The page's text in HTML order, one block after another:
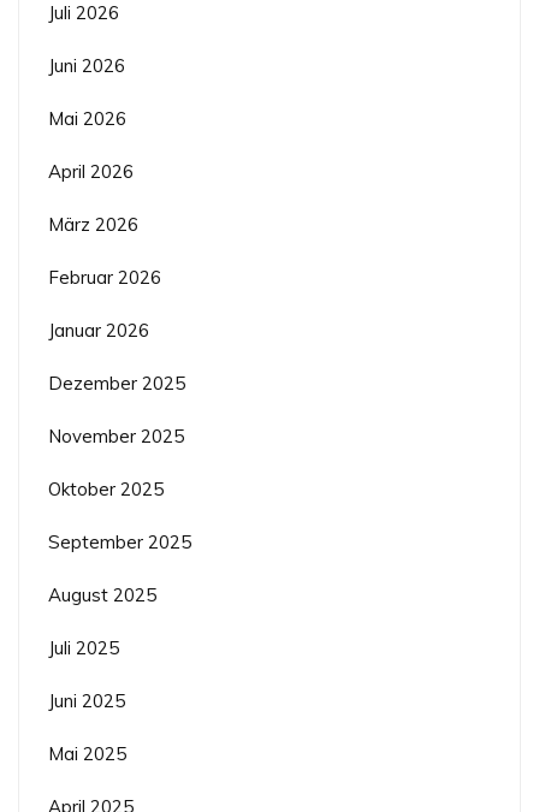
Juli 2026
Juni 2026
Mai 2026
April 2026
März 2026
Februar 2026
Januar 2026
Dezember 2025
November 2025
Oktober 2025
September 2025
August 2025
Juli 2025
Juni 2025
Mai 2025
April 2025